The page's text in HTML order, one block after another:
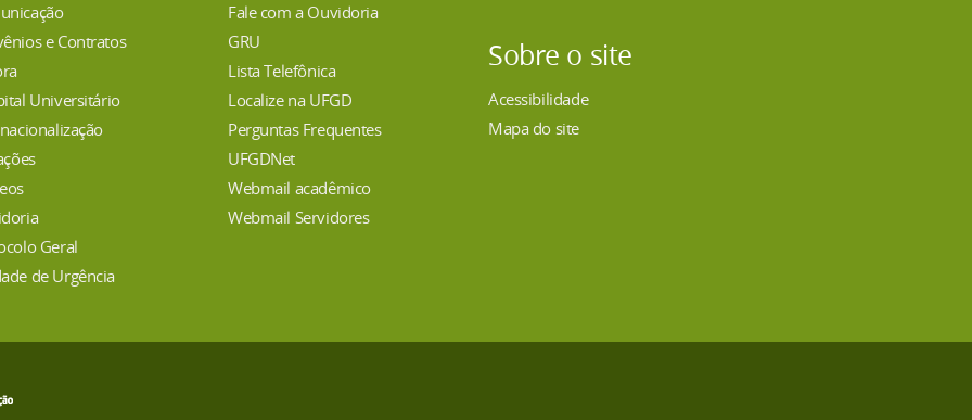
e Contratos
Universitário
Geral
de Urgência
Fale com a Ouvidoria
GRU
Lista Telefônica
Localize na UFGD
Perguntas Frequentes
UFGDNet
Webmail acadêmico
Webmail Servidores
Sobre o site
Acessibilidade
Mapa do site